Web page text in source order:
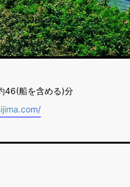
46(船を含める)分